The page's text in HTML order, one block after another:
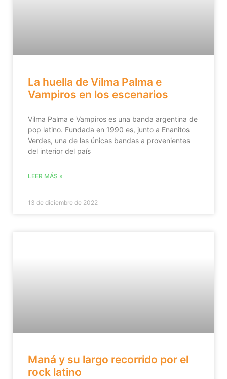
La huella de Vilma Palma e
Vampiros en los escenarios
Vilma Palma e Vampiros es una banda argentina de
pop latino. Fundada en 1990 es, junto a Enanitos
Verdes, una de las únicas bandas a provenientes
del interior del país
LEER MÁS »
13 de diciembre de 2022
Maná y su largo recorrido por el
rock latino